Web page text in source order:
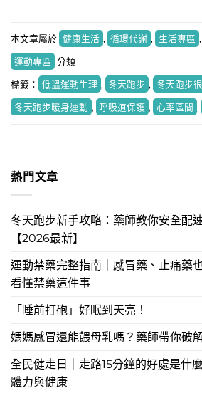
本文章屬於 健康生活 , 循環代謝 , 生活專區 ,
運動專區 分類
標籤： 低溫運動生理 , 冬天跑步 , 冬天跑步
冬天跑步暖身運動 , 呼吸道保護 , 心率區間 ,
熱門文章
冬天跑步新手攻略：藥師教你安全配
【2026最新】
運動禁藥完整指南｜感冒藥、止痛藥
看懂禁藥這件事
「睡前打砲」好眠到天亮！
媽媽感冒還能餵母乳嗎？藥師帶你破
全民健走日｜走路15分鐘的好處是什
體力與健康